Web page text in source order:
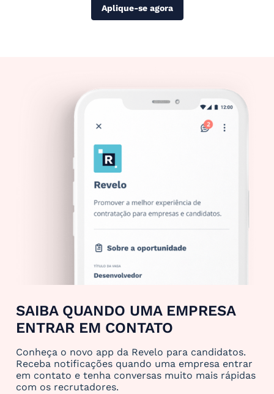
Aplique-se agora
SAIBA QUANDO UMA EMPRESA
ENTRAR EM CONTATO
Conheça o novo app da Revelo para candidatos.
Receba notificações quando uma empresa entrar
em contato e tenha conversas muito mais rápidas
com os recrutadores.